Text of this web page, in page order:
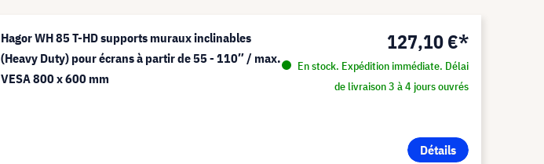
Hagor WH 85 T-HD supports muraux inclinables
(Heavy Duty) pour écrans à partir de 55 - 110″ / max.
VESA 800 x 600 mm
127,10 €*
En stock. Expédition immédiate. Délai
de livraison 3 à 4 jours ouvrés
Détails